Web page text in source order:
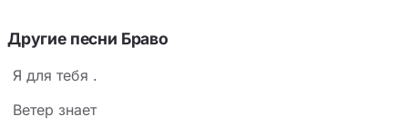
Другие песни Браво
Я для тебя .
Ветер знает